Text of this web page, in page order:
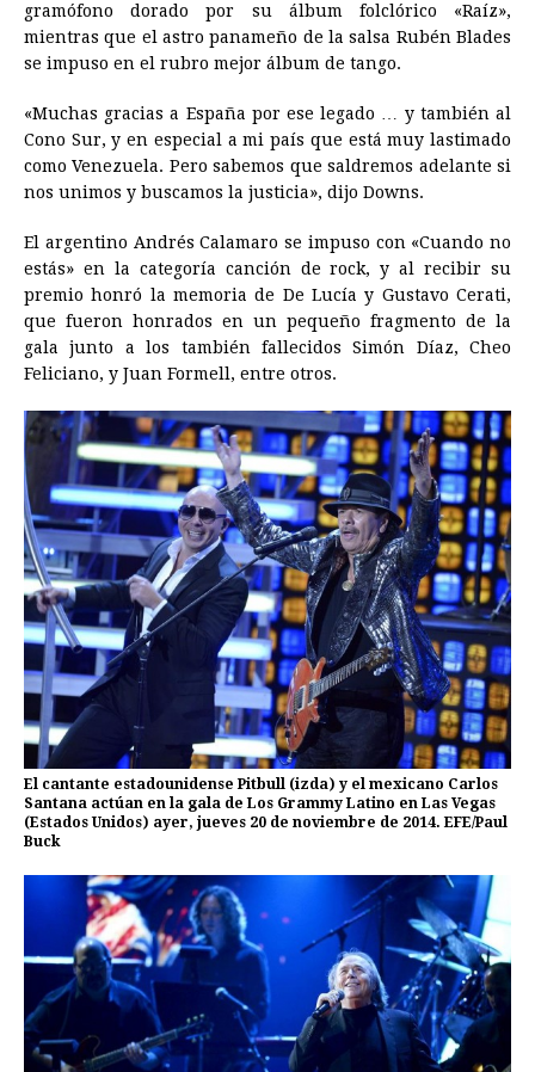
gramófono dorado por su álbum folclórico «Raíz»,
mientras que el astro panameño de la salsa Rubén Blades
se impuso en el rubro mejor álbum de tango.
«Muchas gracias a España por ese legado … y también al
Cono Sur, y en especial a mi país que está muy lastimado
como Venezuela. Pero sabemos que saldremos adelante si
nos unimos y buscamos la justicia», dijo Downs.
El argentino Andrés Calamaro se impuso con «Cuando no
estás» en la categoría canción de rock, y al recibir su
premio honró la memoria de De Lucía y Gustavo Cerati,
que fueron honrados en un pequeño fragmento de la
gala junto a los también fallecidos Simón Díaz, Cheo
Feliciano, y Juan Formell, entre otros.
El cantante estadounidense Pitbull (izda) y el mexicano Carlos
Santana actúan en la gala de Los Grammy Latino en Las Vegas
(Estados Unidos) ayer, jueves 20 de noviembre de 2014. EFE/Paul
Buck